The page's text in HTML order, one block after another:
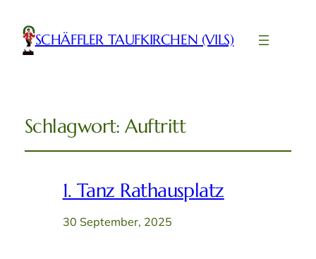
SCHÄFFLER TAUFKIRCHEN (VILS)
Schlagwort:Auftritt
1. Tanz Rathausplatz
30 September, 2025